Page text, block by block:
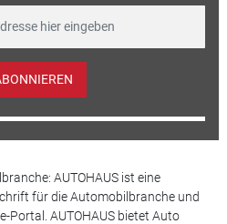
AUTOHAUS ist eine
für die Automobilbranche und
Portal. AUTOHAUS bietet Auto